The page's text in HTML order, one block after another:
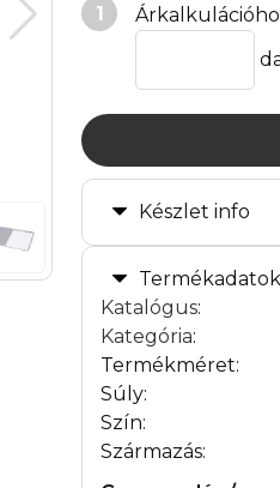
1
Készlet info
Termékadatok
Katalógus:
Kategória:
Termékméret:
Súly:
Szín:
Származás: